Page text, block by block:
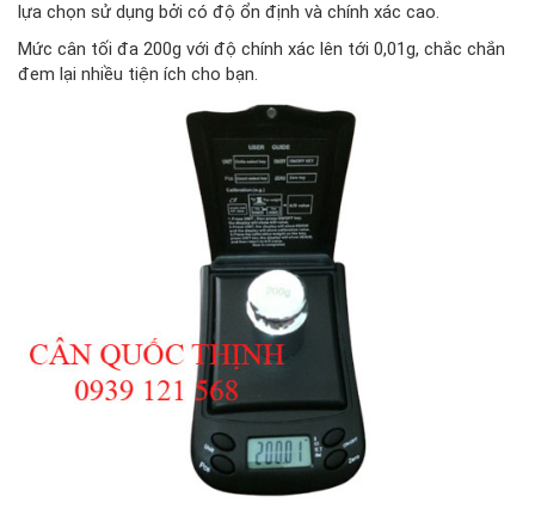
lựa chọn sử dụng bởi có độ ổn định và chính xác cao.
Mức cân tối đa 200g với độ chính xác lên tới 0,01g, chắc chắn
đem lại nhiều tiện ích cho bạn.